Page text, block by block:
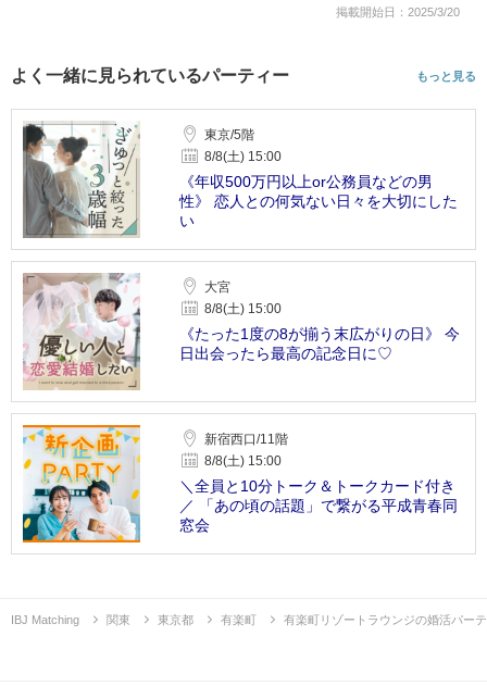
掲載開始日：2025/3/20
よく一緒に見られているパーティー もっと見る
東京/5階
8/8(土) 15:00
《年収500万円以上or公務員などの男
性》 恋人との何気ない日々を大切にした
い
大宮
8/8(土) 15:00
《たった1度の8が揃う末広がりの日》 今
日出会ったら最高の記念日に♡
新宿西口/11階
8/8(土) 15:00
＼全員と10分トーク＆トークカード付き
／ 「あの頃の話題」で繋がる平成青春同
窓会
IBJ Matching 関東 東京都 有楽町 有楽町リゾートラウンジの婚活パー